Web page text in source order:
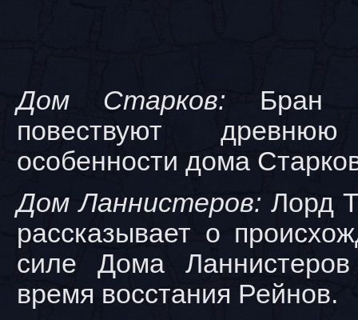
Дом Старков: Бран
повествуют
особенности дома
Дом Ланнистеров: Лорд
рассказывает о
силе Дома
время восстания Рейнов.